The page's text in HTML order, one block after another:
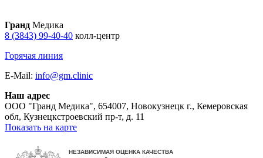
Гранд Медика
8 (3843) 99-40-40 колл-центр
Горячая линия
E-Mail: info@gm.clinic
Наш адрес
ООО "Гранд Медика", 654007, Новокузнецк г., Кемеровская
обл, Кузнецкстроевский пр-т, д. 11
Показать на карте